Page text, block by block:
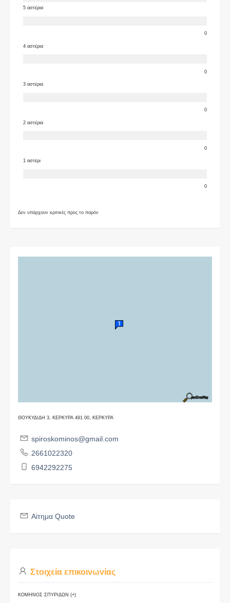
5 αστέρια
0
4 αστέρια
0
3 αστέρια
0
2 αστέρια
0
1 αστέρι
0
Δεν υπάρχουν κριτικές προς το παρόν
ΘΟΥΚΥΔΙΔΗ 3, ΚΕΡΚΥΡΑ 491 00, ΚΕΡΚΥΡΑ
spiroskominos@gmail.com
2661022320
6942292275
Αίτημα Quote
Στοιχεία επικοινωνίας
ΚΟΜΗΝΟΣ ΣΠΥΡΙΔΩΝ (+)